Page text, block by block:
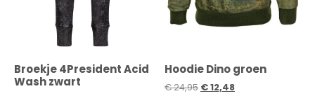
Broekje 4President Acid
Wash zwart
Hoodie Dino groen
€24,95 €12,48